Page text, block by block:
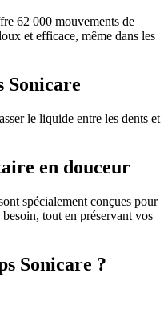
62 000 mouvements de
et efficace, même dans les
Sonicare
le liquide entre les dents et
en douceur
spécialement conçues pour
tout en préservant vos
Sonicare ?